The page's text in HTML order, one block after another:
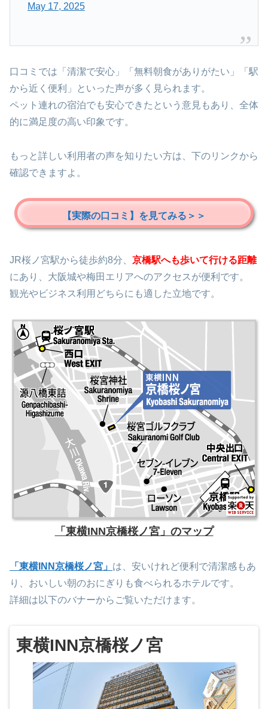
May 17, 2025
口コミでは「清潔で安心」「無料朝食がありがたい」「駅
から近く便利」といった声が多く見られます。
ペット連れの宿泊でも安心できたという意見もあり、全体
的に満足度の高い印象です。
もっと詳しい利用者の声を知りたい方は、下のリンクから
確認できますよ。
【実際の口コミ】を見てみる＞＞
JR桜ノ宮駅から徒歩約8分、 京橋駅へも歩いて行ける距離
にあり、大阪城や梅田エリアへのアクセスが便利です。
観光やビジネス利用どちらにも適した立地です。
「東横INN京橋桜ノ宮」のマップ
「東横INN京橋桜ノ宮」 は、安いけれど便利で清潔感もあ
り、おいしい朝のおにぎりも食べられるホテルです。
詳細は以下のバナーからご覧いただけます。
東横INN京橋桜ノ宮